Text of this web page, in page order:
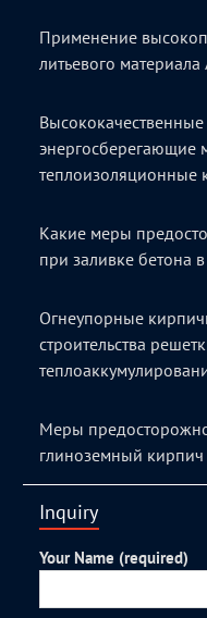
Применение
литьевого
энергосберегающие
теплоизоляционные
Какие меры
при заливке бетона
Огнеупорные
строительства
Меры
глиноземный кирпич
Inquiry
Your Name (required)